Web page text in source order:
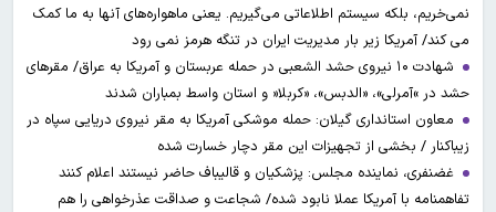
نمی‌خریم، بلکه سیستم اطلاعاتی می‌گیریم. یعنی ماهواره‌های آنها به ما کمک
می کند/ آمریکا زیر بار مدیریت ایران در تنگه هرمز نمی رود
شهادت ۱۰ نیروی حشد الشعبی در حمله عربستان و آمریکا به عراق/ مقرهای
حشد در »آمرلی»، «الدبس»، «کربلا« و استان واسط بمباران شدند
معاون استانداری گیلان: حمله موشکی آمریکا به مقر نیروی دریایی سپاه در
زیباکنار / بخشی از تجهیزات این مقر دچار خسارت شده
غضنفری، نماینده مجلس: پزشکیان و قالیباف حاضر نیستند اعلام کنند
تفاهمنامه با آمریکا عملا نابود شده/ شجاعت و صداقت عذرخواهی را هم